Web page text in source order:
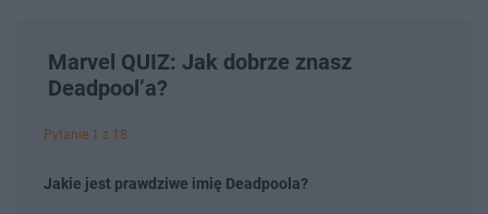
Marvel QUIZ: Jak dobrze znasz
Deadpool’a?
Pytanie 1 z 18
Jakie jest prawdziwe imię Deadpoola?